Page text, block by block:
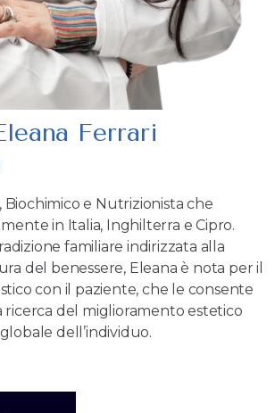
Ferrari
Biochimico e Nutrizionista che
in Italia, Inghilterra e Cipro.
familiare indirizzata alla
del benessere, Eleana è nota per il
con il paziente, che le consente
ricerca del miglioramento estetico
dell’individuo.